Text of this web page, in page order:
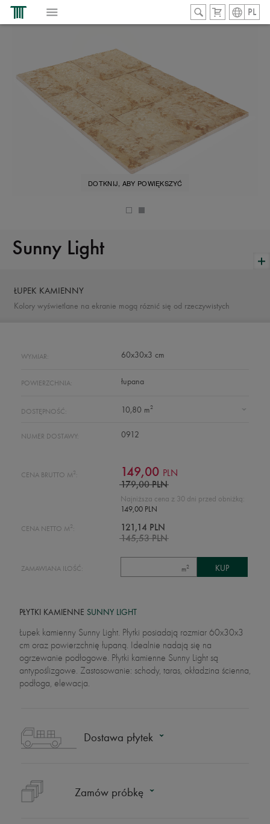
PL
Sunny Light
DOTKNIJ, ABY POWIĘKSZYĆ
ŁUPEK KAMIENNY
Kolory wyświetlane na ekranie mogą róznić się od rzeczywistych
WYMIAR: 60x30x3 cm
POWIERZCHNIA: łupana
DOSTĘPNOŚĆ: 10,80 m2
NUMER DOSTAWY: 0912
CENA BRUTTO M2: 149,00 PLN
179,00 PLN
Najniższa cena z 30 dni przed obniżką:
149,00 PLN
CENA NETTO M2:
121,14 PLN
145,53 PLN
ZAMAWIANA ILOŚĆ: m2
PŁYTKI KAMIENNE SUNNY LIGHT
Łupek kamienny Sunny Light. Płytki posiadają rozmiar 60x30x3
cm oraz powierzchnię łupaną. Idealnie nadają się na
ogrzewanie podłogowe. Płytki kamienne Sunny Light są
antypoślizgowe. Zastosowanie: schody, taras, okładzina ścienna,
podłoga, elewacja.
Dostawa płytek
Zamów próbkę